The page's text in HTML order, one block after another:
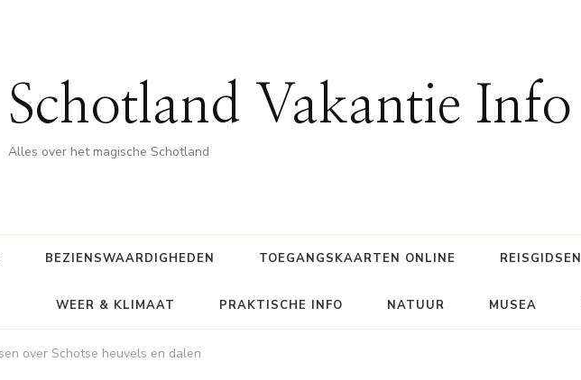
Schotland Vakantie Info
Alles over het magische Schotland
BEZIENSWAARDIGHEDEN TOEGANGSKAARTEN ONLINE REISGIDSEN
WEER & KLIMAAT PRAKTISCHE INFO NATUUR MUSEA
over Schotse heuvels en dalen